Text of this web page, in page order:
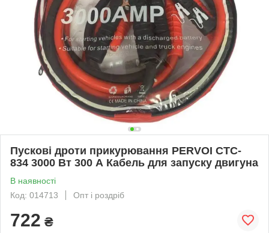
Пускові дроти прикурювання PERVOI CTC-
834 3000 Вт 300 А Кабель для запуску двигуна
В наявності
Код: 014713
Опт і роздріб
722 ₴